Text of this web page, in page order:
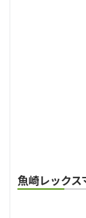
魚崎レック